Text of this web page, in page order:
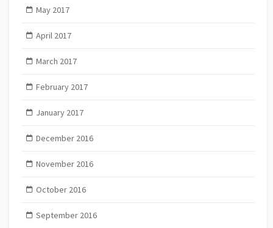
May 2017
April 2017
March 2017
February 2017
January 2017
December 2016
November 2016
October 2016
September 2016